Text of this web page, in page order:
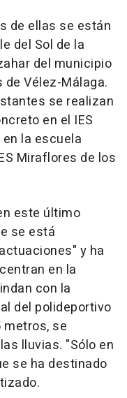
de ellas se están
del Sol de la
del municipio
Vélez-Málaga.
se realizan
en el IES
la escuela
Miraflores de los
este último
se está
y ha
en la
con la
del polideportivo
metros, se
lluvias. "Sólo en
se ha destinado